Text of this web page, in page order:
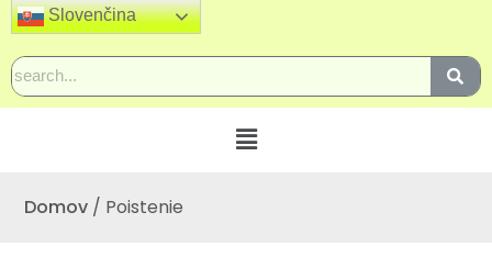
Slovenčina
Domov / Poistenie